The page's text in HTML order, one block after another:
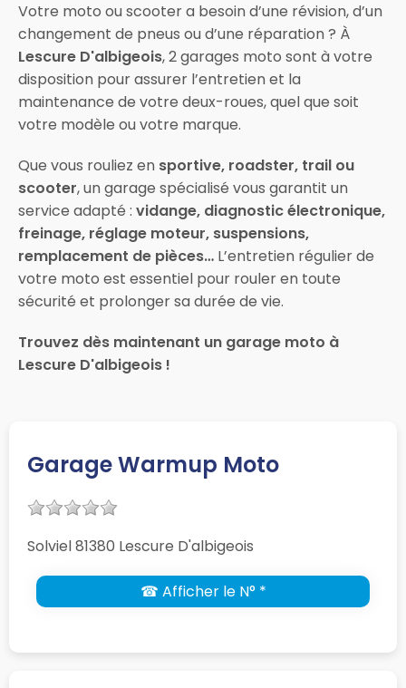
Votre moto ou scooter a besoin d’une révision, d’un
changement de pneus ou d’une réparation ? À
Lescure D'albigeois, 2 garages moto sont à votre
disposition pour assurer l’entretien et la
maintenance de votre deux-roues, quel que soit
votre modèle ou votre marque.
Que vous rouliez en sportive, roadster, trail ou
scooter, un garage spécialisé vous garantit un
service adapté : vidange, diagnostic électronique,
freinage, réglage moteur, suspensions,
remplacement de pièces… L’entretien régulier de
votre moto est essentiel pour rouler en toute
sécurité et prolonger sa durée de vie.
Trouvez dès maintenant un garage moto à
Lescure D'albigeois !
Garage Warmup Moto
Solviel 81380 Lescure D'albigeois
☎ Afficher le N° *